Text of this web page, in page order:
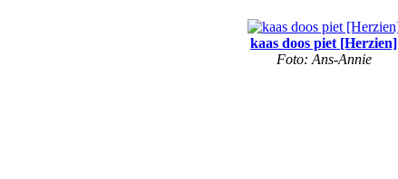
kaas doos piet [Herzien]
Foto: Ans-Annie